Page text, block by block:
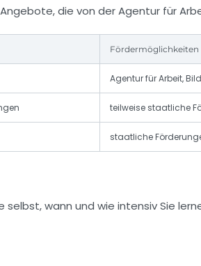
die von der Agentur für
Fördermöglichkeiten
Agentur für Arbeit,
teilweise staatliche
staatliche
wann und wie intensiv Sie